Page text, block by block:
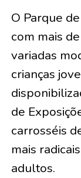
O Parque
com mais
variadas
crianças
de
carrosséis
mais
adultos.